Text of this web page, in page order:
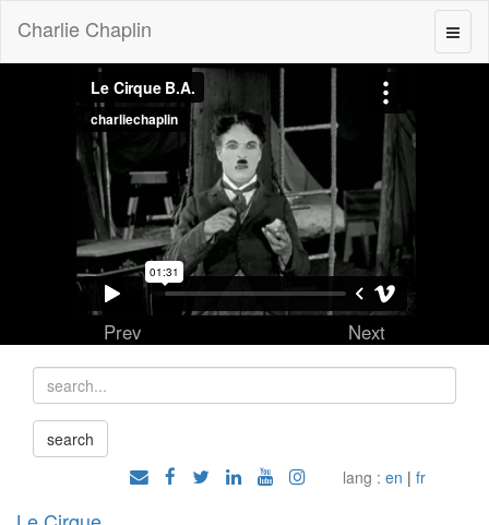
Charlie Chaplin
Prev Next
lang : en | fr